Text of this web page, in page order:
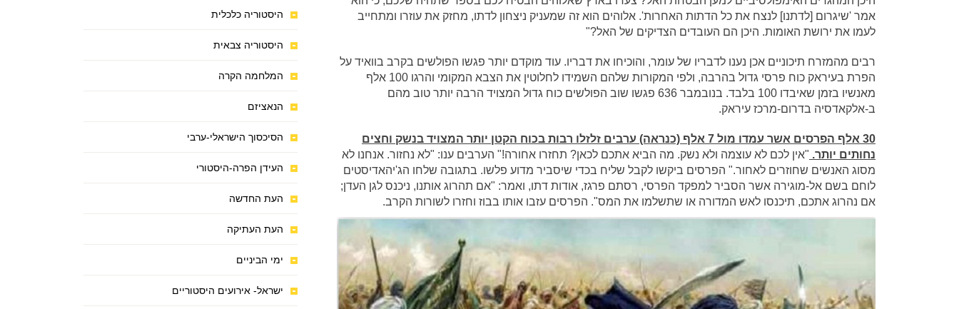
אמר 'שיגרום [לדתנו] לנצח את כל הדתות האחרות'. אלוהים הוא זה שמעניק ניצחון לדתו, מחזק את עוזרו ומתחייב
לעמו את ירושת האומות. היכן הם העובדים הצדיקים של האל?"
רבים מהמזרח תיכוניים אכן נענו לדבריו של עומר, והוכיחו את דבריו. עוד מוקדם יותר פגשו הפולשים בקרב בוואיד על
הפרת בעיראק כוח פרסי גדול בהרבה, ולפי המקורות שלהם השמידו לחלוטין את הצבא המקומי והרגו 100 אלף
מאנשיו בזמן שאיבדו 100 בלבד. בנובמבר 636 פגשו שוב הפולשים כוח גדול המצויד הרבה יותר טוב מהם
ב-אלקאדסיה בדרום-מרכז עיראק.
30 אלף הפרסים אשר עמדו מול 7 אלף (כנראה) ערבים זלזלו רבות בכוח הקטן יותר המצויד בנשק וחצים
נחותים יותר. "אין לכם לא עוצמה ולא נשק. מה הביא אתכם לכאן? תחזרו אחורה!" הערבים ענו: "לא נחזור. אנחנו לא
מסוג האנשים שחוזרים לאחור." הפרסים ביקשו לקבל שליח בכדי שיסביר מדוע פלשו. בתגובה שלחו הג'יהאדיסטים
לוחם בשם אל-מוגירה אשר הסביר למפקד הפרסי, רסתם פרגז, אודות דתו, ואמר: "אם תהרוג אותנו, ניכנס לגן העדן;
אם נהרוג אתכם, תיכנסו לאש המדורה או שתשלמו את המס". הפרסים עזבו אותו בבוז וחזרו לשורות הקרב.
היסטוריה כלכלית
היסטוריה צבאית
המלחמה הקרה
הנאציזם
הסיכסוך הישראלי-ערבי
העידן הפרה-היסטורי
העת החדשה
העת העתיקה
ימי הביניים
ישראל- אירועים היסטוריים